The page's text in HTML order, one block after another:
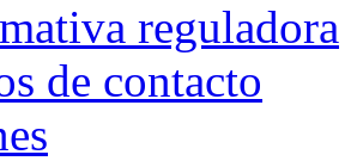
reguladora
de contacto